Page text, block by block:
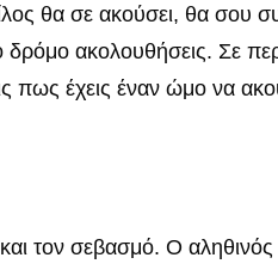
θα σε ακούσει, θα σου
ακολουθήσεις. Σε
έχεις έναν ώμο να
τον σεβασμό. Ο αληθινός